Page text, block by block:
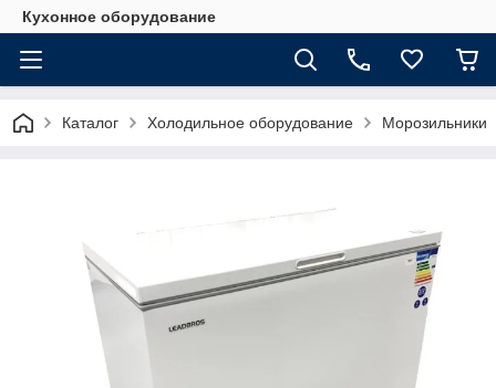
Кухонное оборудование
Каталог Холодильное оборудование Морозильники